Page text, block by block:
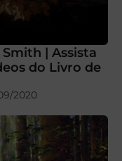
| Assista
do Livro de
2020